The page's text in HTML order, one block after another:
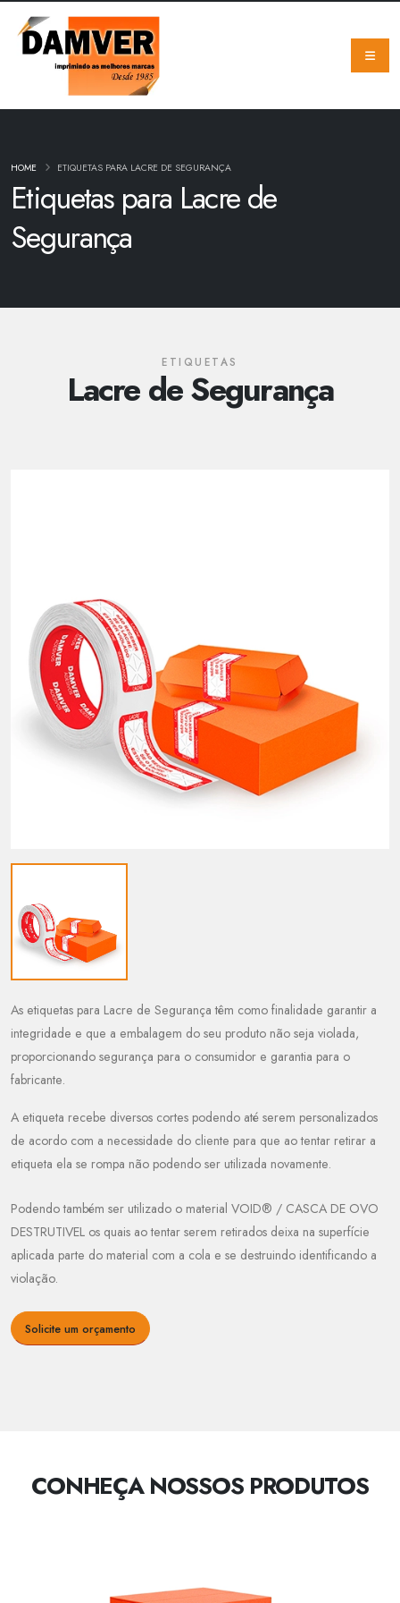
Etiquetas para Lacre de
Segurança
HOME ETIQUETAS PARA LACRE DE SEGURANÇA
ETIQUETAS
Lacre de Segurança
As etiquetas para Lacre de Segurança têm como finalidade garantir a
integridade e que a embalagem do seu produto não seja violada,
proporcionando segurança para o consumidor e garantia para o
fabricante.
A etiqueta recebe diversos cortes podendo até serem personalizados
de acordo com a necessidade do cliente para que ao tentar retirar a
etiqueta ela se rompa não podendo ser utilizada novamente.
Podendo também ser utilizado o material VOID® / CASCA DE OVO
DESTRUTIVEL os quais ao tentar serem retirados deixa na superfície
aplicada parte do material com a cola e se destruindo identificando a
violação.
Solicite um orçamento
CONHEÇA NOSSOS PRODUTOS